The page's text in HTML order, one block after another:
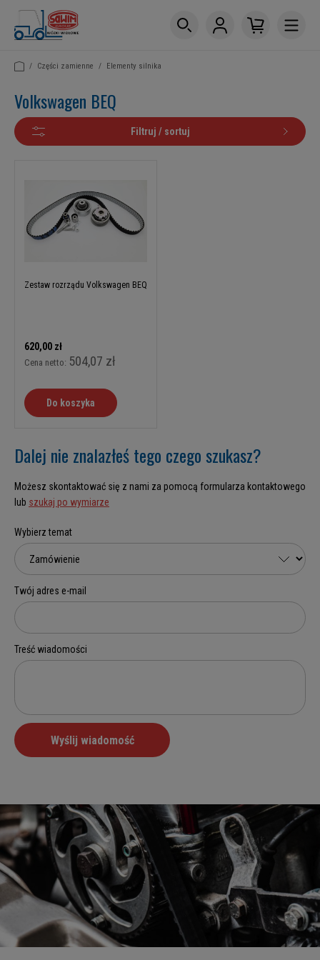
/ Części zamienne / Elementy silnika
Volkswagen BEQ
Filtruj / sortuj
Zestaw rozrządu Volkswagen BEQ
620,00 zł
Cena netto: 504,07 zł
Do koszyka
Dalej nie znalazłeś tego czego szukasz?
Możesz skontaktować się z nami za pomocą formularza kontaktowego
lub szukaj po wymiarze